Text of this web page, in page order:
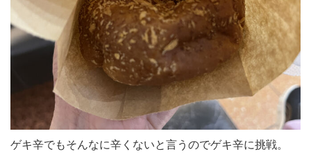
ゲキ辛でもそんなに辛くないと言うのでゲキ辛に挑戦。